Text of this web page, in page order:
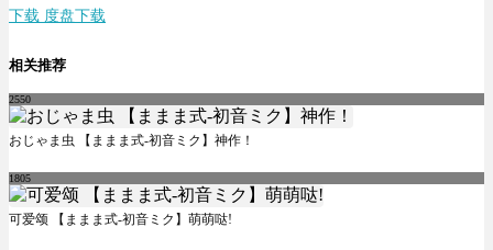
下载 度盘下载
相关推荐
2550
おじゃま虫 【ままま式-初音ミク】神作！
1805
可爱颂 【ままま式-初音ミク】萌萌哒!